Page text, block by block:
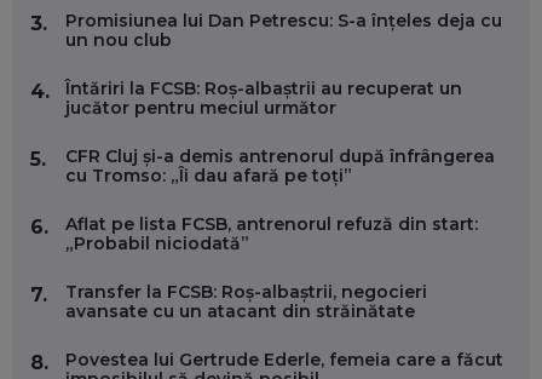
FOLOSEȘTI TEHNOLOGIA CA SĂ ÎȚI DESCHIZI DRUMUL
CĂTRE ARTĂ, LA NIVEL GLOBAL
ANDREI AVĂDANEI, BIT SENTINEL: CUM ÎȚI PROTEJEZI
CARIERĂ DE „HACKER CU PERMIS”
EP. 56
DOINA VÎLCEANU, CONTENTSPEED: VREI SUCCES ONLINE?
EP. 55
OLIVIU MATEI, HOLISUN: SOFTWARE DE LA CLUJ PENTRU
3.
Promisiunea lui Dan Petrescu: S-a înțeles deja cu
un nou club
4.
Întăriri la FCSB: Roș-albaștrii au recuperat un
jucător pentru meciul următor
5.
CFR Cluj și-a demis antrenorul după înfrângerea
cu Tromso: „Îi dau afară pe toți”
6.
Aflat pe lista FCSB, antrenorul refuză din start:
„Probabil niciodată”
7.
Transfer la FCSB: Roș-albaștrii, negocieri
avansate cu un atacant din străinătate
8.
Povestea lui Gertrude Ederle, femeia care a făcut